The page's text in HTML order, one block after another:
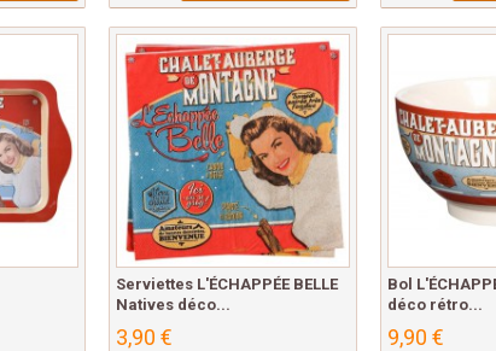
Serviettes L'ÉCHAPPÉE BELLE
Natives déco...
3,90 €
Bol
déco rétro...
9,90 €